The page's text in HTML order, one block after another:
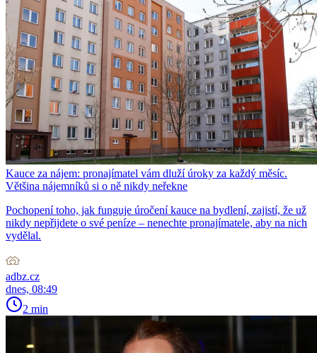
Kauce za nájem: pronajímatel vám dluží úroky za každý měsíc.
Většina nájemníků si o ně nikdy neřekne
Pochopení toho, jak funguje úročení kauce na bydlení, zajistí, že už
nikdy nepřijdete o své peníze – nenechte pronajímatele, aby na nich
vydělal.
adbz.cz
dnes, 08:49
2 min